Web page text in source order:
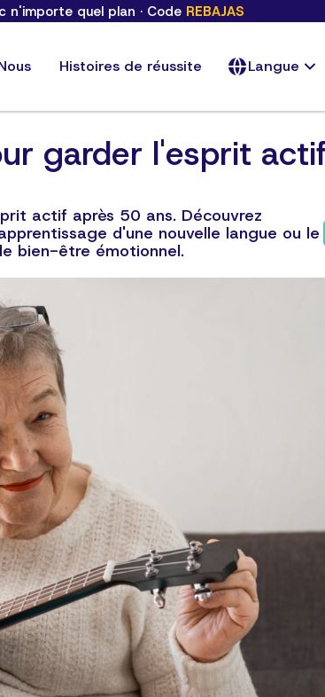
n'importe quel plan · Code REBAJAS
Histoires de réussite Langue
garder l'esprit
actif après 50 ans. Découvrez
d'une nouvelle langue ou le
bien-être émotionnel.